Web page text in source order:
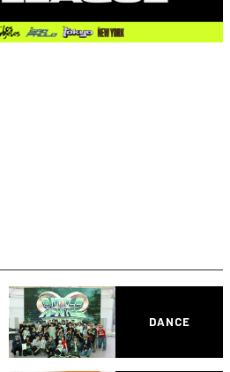
DANCE